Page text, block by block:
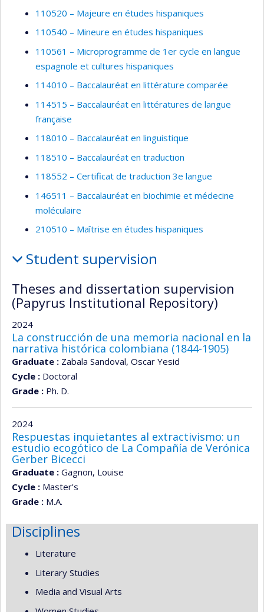
110520 – Majeure en études hispaniques
110540 – Mineure en études hispaniques
110561 – Microprogramme de 1er cycle en langue
espagnole et cultures hispaniques
114010 – Baccalauréat en littérature comparée
114515 – Baccalauréat en littératures de langue
française
118010 – Baccalauréat en linguistique
118510 – Baccalauréat en traduction
118552 – Certificat de traduction 3e langue
146511 – Baccalauréat en biochimie et médecine
moléculaire
210510 – Maîtrise en études hispaniques
Student supervision
Theses and dissertation supervision
(Papyrus Institutional Repository)
2024
La construcción de una memoria nacional en la
narrativa histórica colombiana (1844-1905)
Graduate : Zabala Sandoval, Oscar Yesid
Cycle : Doctoral
Grade : Ph. D.
2024
Respuestas inquietantes al extractivismo: un
estudio ecogótico de La Compañía de Verónica
Gerber Bicecci
Graduate : Gagnon, Louise
Cycle : Master's
Grade : M.A.
Disciplines
Literature
Literary Studies
Media and Visual Arts